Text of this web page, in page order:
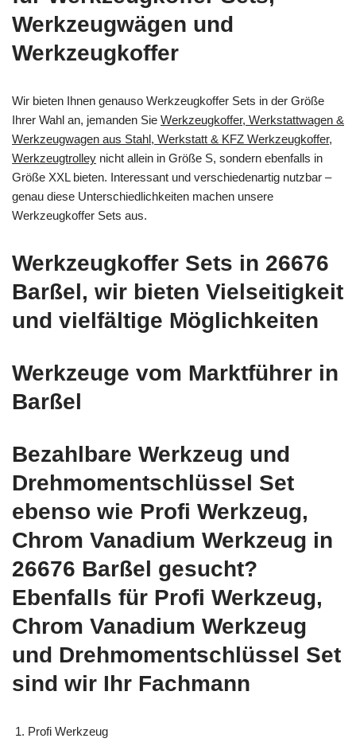
Werkzeugwägen und
Werkzeugkoffer
Wir bieten Ihnen genauso Werkzeugkoffer Sets in der Größe
Ihrer Wahl an, jemanden Sie Werkzeugkoffer, Werkstattwagen &
Werkzeugwagen aus Stahl, Werkstatt & KFZ Werkzeugkoffer,
Werkzeugtrolley nicht allein in Größe S, sondern ebenfalls in
Größe XXL bieten. Interessant und verschiedenartig nutzbar –
genau diese Unterschiedlichkeiten machen unsere
Werkzeugkoffer Sets aus.
Werkzeugkoffer Sets in 26676
Barßel, wir bieten Vielseitigkeit
und vielfältige Möglichkeiten
Werkzeuge vom Marktführer in
Barßel
Bezahlbare Werkzeug und
Drehmomentschlüssel Set
ebenso wie Profi Werkzeug,
Chrom Vanadium Werkzeug in
26676 Barßel gesucht?
Ebenfalls für Profi Werkzeug,
Chrom Vanadium Werkzeug
und Drehmomentschlüssel Set
sind wir Ihr Fachmann
Profi Werkzeug